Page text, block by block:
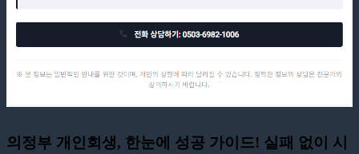
의정부 개인회생, 한눈에 성공 가이드! 실패 없이 시